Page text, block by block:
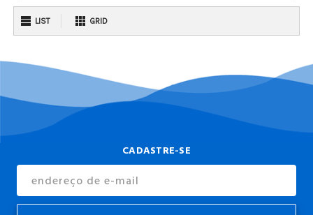
LIST GRID
CADASTRE-SE
E-